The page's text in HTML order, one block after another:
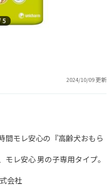
5
2024/10/09 更新
間モレ安心の『高齢犬おもら
レ安心 男の子専用タイプ。
会社